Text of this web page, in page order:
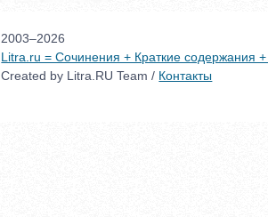
2003–2026
Litra.ru = Сочинения + Краткие содержания
Created by Litra.RU Team / Контакты